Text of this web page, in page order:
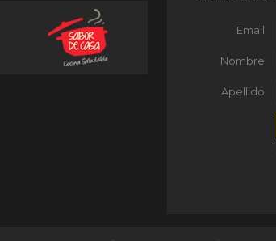
Email
Nombre
Apellido